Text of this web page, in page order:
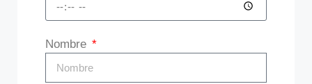
Nombre